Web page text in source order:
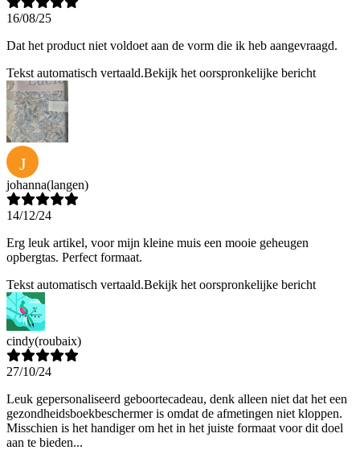
16/08/25
Dat het product niet voldoet aan de vorm die ik heb aangevraagd.
Tekst automatisch vertaald.Bekijk het oorspronkelijke bericht
J
johanna(langen)
14/12/24
Erg leuk artikel, voor mijn kleine muis een mooie geheugen
opbergtas. Perfect formaat.
Tekst automatisch vertaald.Bekijk het oorspronkelijke bericht
cindy(roubaix)
27/10/24
Leuk gepersonaliseerd geboortecadeau, denk alleen niet dat het een
gezondheidsboekbeschermer is omdat de afmetingen niet kloppen.
Misschien is het handiger om het in het juiste formaat voor dit doel
aan te bieden...